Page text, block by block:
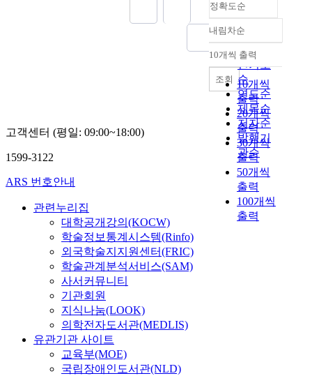
정확도순
정확도
순
인기도
순
연도순
제목순
저자순
발행기
관순
내림차순
내림차순
10개씩 출력
10개씩
출력
20개씩
출력
30개씩
출력
50개씩
출력
100개씩
출력
조회
고객센터 (평일: 09:00~18:00)
1599-3122
ARS 번호안내
관련누리집
대학공개강의(KOCW)
학술정보통계시스템(Rinfo)
외국학술지지원센터(FRIC)
학술관계분석서비스(SAM)
사서커뮤니티
기관회원
지식나눔(LOOK)
의학전자도서관(MEDLIS)
유관기관 사이트
교육부(MOE)
국립장애인도서관(NLD)